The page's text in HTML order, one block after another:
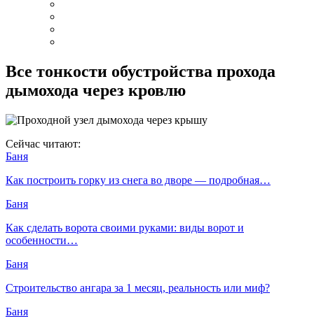
Все тонкости обустройства прохода
дымохода через кровлю
Сейчас читают:
Баня
Как построить горку из снега во дворе — подробная…
Баня
Как сделать ворота своими руками: виды ворот и
особенности…
Баня
Строительство ангара за 1 месяц, реальность или миф?
Баня